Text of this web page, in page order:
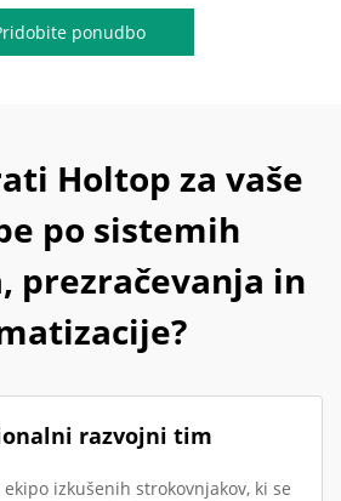
ponudbo
Holtop za vaše
po sistemih
prezračevanja in
razvojni tim
izkušenih strokovnjakov, ki se